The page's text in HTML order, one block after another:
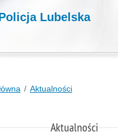
Lubelska
Aktualności
Aktualności